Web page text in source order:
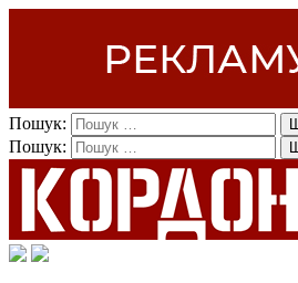
Пошук:
Пошук: